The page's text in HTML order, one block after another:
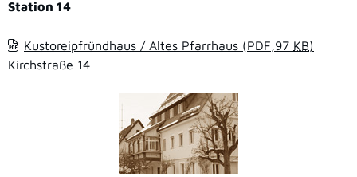
Station 14
Kustoreipfründhaus / Altes Pfarrhaus (PDF,97 KB)
Kirchstraße 14